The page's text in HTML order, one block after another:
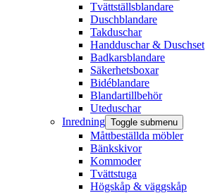
Tvättställsblandare
Duschblandare
Takduschar
Handduschar & Duschset
Badkarsblandare
Säkerhetsboxar
Bidéblandare
Blandartillbehör
Uteduschar
Inredning Toggle submenu
Måttbeställda möbler
Bänkskivor
Kommoder
Tvättstuga
Högskåp & väggskåp